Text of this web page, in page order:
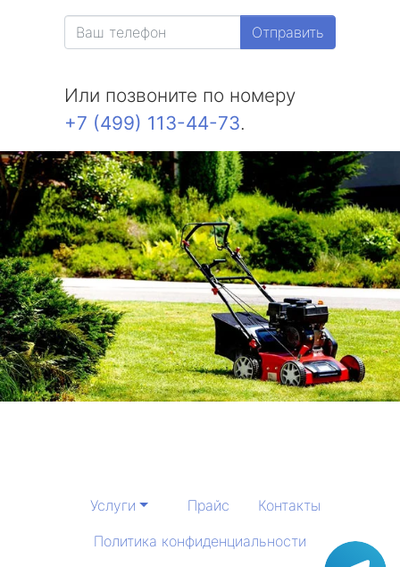
Отправить
Или позвоните по номеру
+7 (499) 113-44-73.
Услуги Прайс
Контакты
Политика конфиденциальности